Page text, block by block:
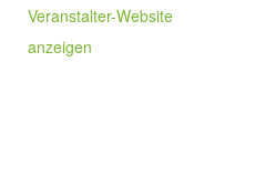
Veranstalter-Website
anzeigen